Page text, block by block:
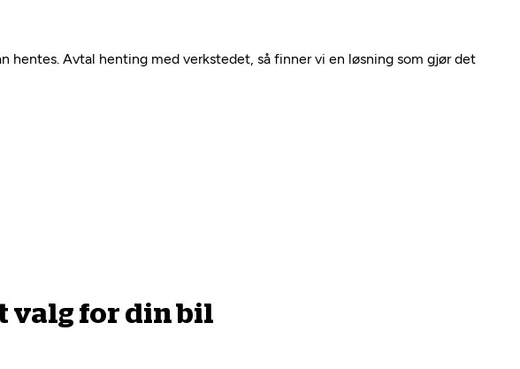
hentes. Avtal henting med verkstedet, så finner vi en løsning som gjør det
valg for din bil